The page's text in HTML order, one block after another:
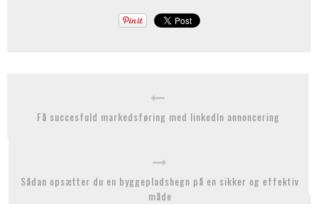
Få succesfuld markedsføring med linkedIn annoncering
Sådan opsætter du en byggepladshegn på en sikker og effektiv
måde